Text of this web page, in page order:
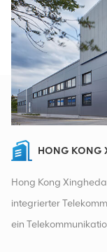
HONG KONG
Hong Kong
integrierter
ein